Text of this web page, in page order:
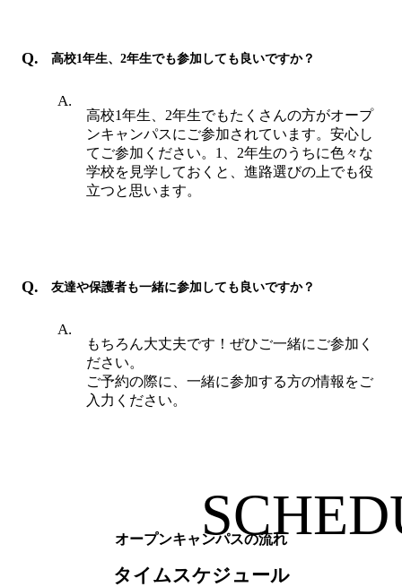
高校1年生、2年生でも参加しても良いですか？
高校1年生、2年生でもたくさんの方がオープ
ンキャンパスにご参加されています。安心し
てご参加ください。1、2年生のうちに色々な
学校を見学しておくと、進路選びの上でも役
立つと思います。
友達や保護者も一緒に参加しても良いですか？
もちろん大丈夫です！ぜひご一緒にご参加く
ださい。
ご予約の際に、一緒に参加する方の情報をご
入力ください。
オープンキャンパスの流れ
タイムスケジュール